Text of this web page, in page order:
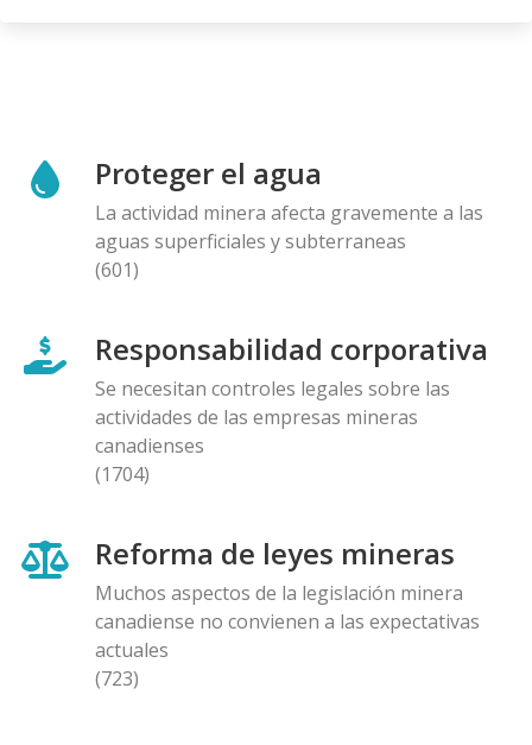
Proteger el agua
La actividad minera afecta gravemente a las
aguas superficiales y subterraneas
(601)
Responsabilidad corporativa
Se necesitan controles legales sobre las
actividades de las empresas mineras
canadienses
(1704)
Reforma de leyes mineras
Muchos aspectos de la legislación minera
canadiense no convienen a las expectativas
actuales
(723)